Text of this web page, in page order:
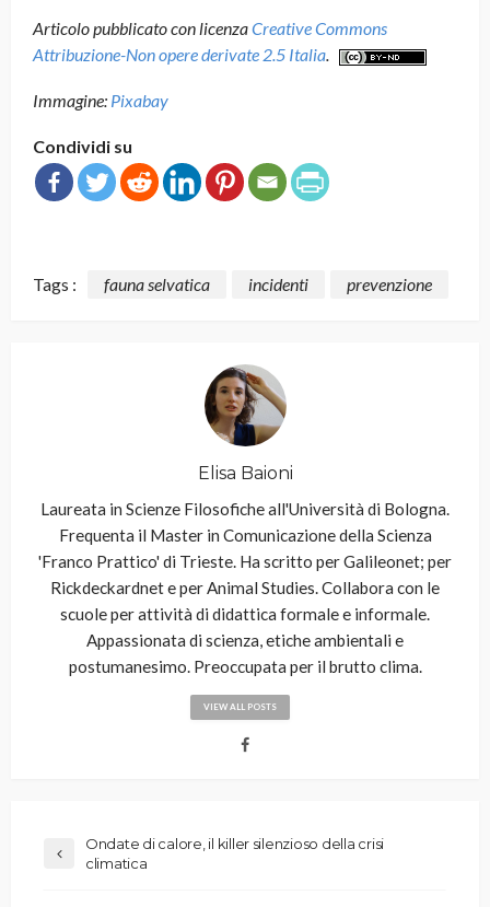
Articolo pubblicato con licenzaCreative Commons
Attribuzione-Non opere derivate 2.5 Italia.
Immagine: Pixabay
Condividi su
Tags : fauna selvatica incidenti prevenzione
Elisa Baioni
Laureata in Scienze Filosofiche all'Università di Bologna.
Frequenta il Master in Comunicazione della Scienza
'Franco Prattico' di Trieste. Ha scritto per Galileonet; per
Rickdeckardnet e per Animal Studies. Collabora con le
scuole per attività di didattica formale e informale.
Appassionata di scienza, etiche ambientali e
postumanesimo. Preoccupata per il brutto clima.
VIEW ALL POSTS
Ondate di calore, il killer silenzioso della crisi
climatica